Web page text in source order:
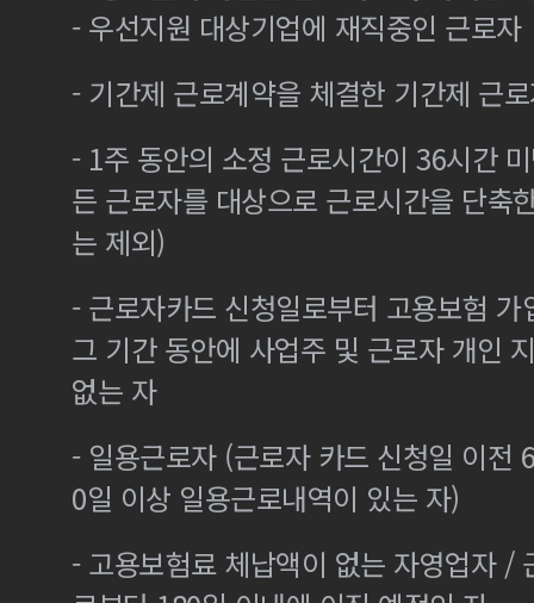
- 우선지원 대상기업에 재직중인 근로자
- 기간제 근로계약을 체결한 기간제 근
- 1주 동안의 소정 근로시간이 36시간
든 근로자를 대상으로 근로시간을 단축
는 제외)
- 근로자카드 신청일로부터 고용보험
그 기간 동안에 사업주 및 근로자 개인
없는 자
- 일용근로자 (근로자 카드 신청일 이전
0일 이상 일용근로내역이 있는 자)
- 고용보험료 체납액이 없는 자영업자 /